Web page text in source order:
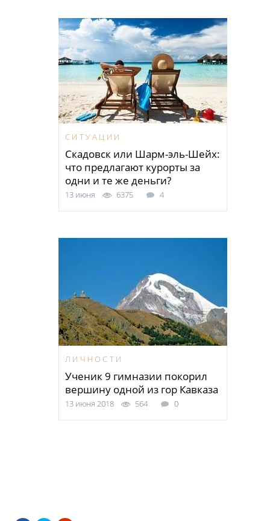
СИТУАЦИИ
Скадовск или Шарм-эль-Шейх:
что предлагают курорты за
одни и те же деньги?
13 июня 6375 4
ЛИЧНОСТИ
Ученик 9 гимназии покорил
вершину одной из гор Кавказа
13 июня 2018 564 0